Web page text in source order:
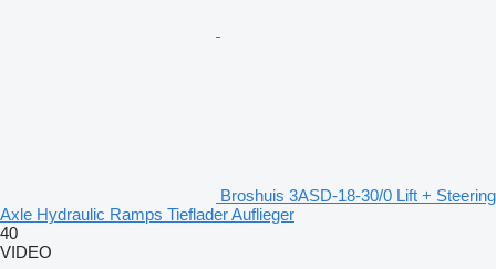
Broshuis 3ASD-18-30/0 Lift + Steering
Axle Hydraulic Ramps Tieflader Auflieger
40
VIDEO